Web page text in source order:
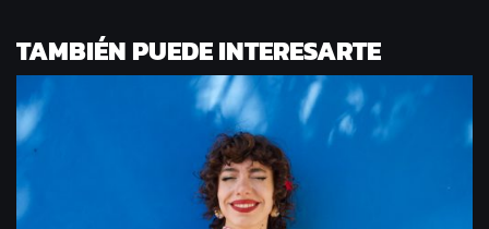
TAMBIÉN PUEDE INTERESARTE